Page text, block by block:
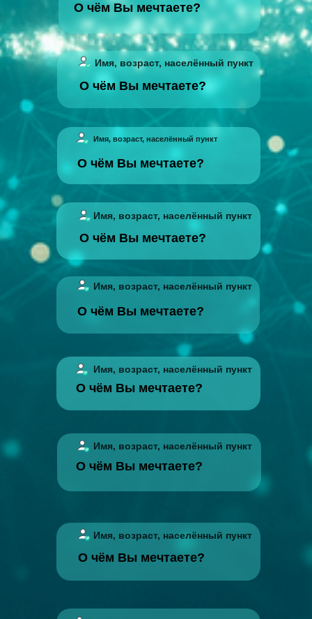
О чём Вы мечтаете?
Имя, возраст, населённый пункт
Имя, возраст, населённый пункт
О чём Вы мечтаете?
Имя, возраст, населённый пункт
О чём Вы мечтаете?
О чём Вы мечтаете?
Имя, возраст, населённый пункт
О чём Вы мечтаете?
Имя, возраст, населённый пункт
О чём Вы мечтаете?
Имя, возраст, населённый пункт
О чём Вы мечтаете?
Имя, возраст, населённый пункт
О чём Вы мечтаете?